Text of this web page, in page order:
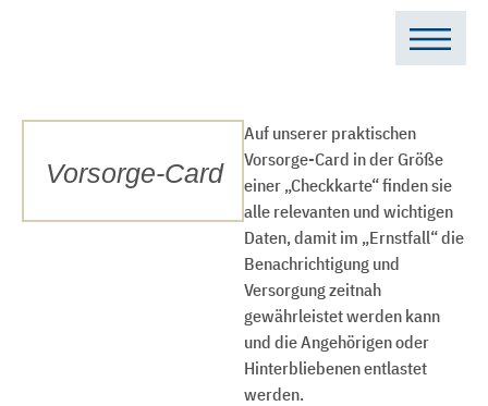
Vorsorge-Card
Auf unserer praktischen
Vorsorge-Card in der Größe
einer „Checkkarte“ finden sie
alle relevanten und wichtigen
Daten, damit im „Ernstfall“ die
Benachrichtigung und
Versorgung zeitnah
gewährleistet werden kann
und die Angehörigen oder
Hinterbliebenen entlastet
werden.